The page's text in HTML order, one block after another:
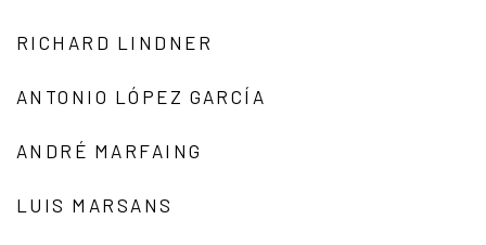
RICHARD LINDNER
ANTONIO LÓPEZ GARCÍA
ANDRÉ MARFAING
LUIS MARSANS